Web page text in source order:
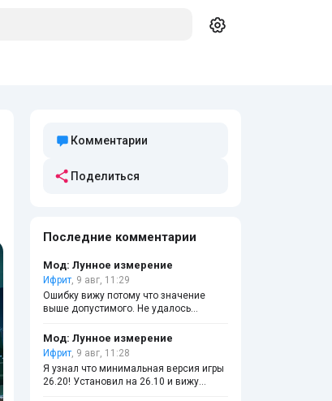
Комментарии
Поделиться
Последние комментарии
Мод: Лунное измерение
Ифрит, 9 авг, 11:29
Ошибку вижу потому что значение
выше допустимого. Не удалось
Придется обновить игру до версии не
ниже 26.20+! Потому что 26.10 не
поддерживается и придется обновить
игру.
Мод: Лунное измерение
Ифрит, 9 авг, 11:28
Я узнал что минимальная версия игры
26.20! Установил на 26.10 и вижу